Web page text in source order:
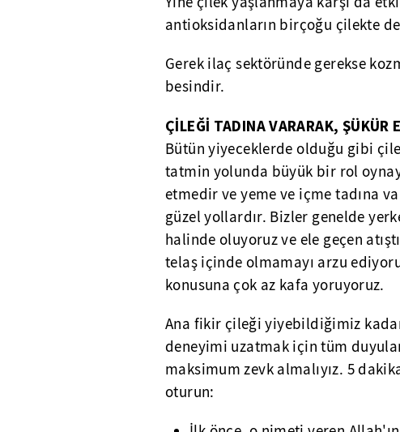
antioksidanların birçoğu çilekte
Gerek ilaç sektöründe gerekse
besindir.
ÇİLEĞİ TADINA VARARAK, ŞÜKÜR
Bütün yiyeceklerde olduğu gibi
tatmin yolunda büyük bir rol
etmedir ve yeme ve içme tadına
güzel yollardır. Bizler genelde
halinde oluyoruz ve ele geçen
telaş içinde olmamayı arzu
konusuna çok az kafa yoruyoruz.
Ana fikir çileği yiyebildiğimiz
deneyimi uzatmak için tüm
maksimum zevk almalıyız. 5
oturun: